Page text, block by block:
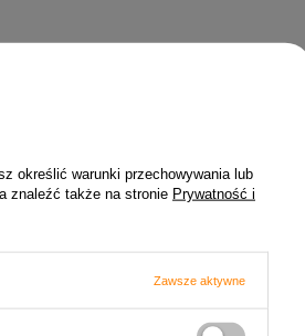
przegap żadnych okazji
zero spamu!
(marketing). Więcej wpolityce
określić warunki przechowywania lub
znaleźć także na stronie Prywatność i
Zawsze aktywne